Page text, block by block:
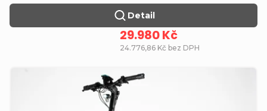
24.776,86 Kč bez DPH
29.980 Kč
Detail